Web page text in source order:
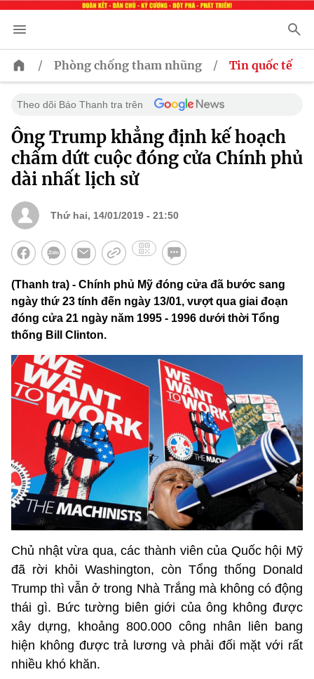
/ Phòng chống tham nhũng / Tin quốc tế
Theo dõi Báo Thanh tra trên
Ông Trump khẳng định kế hoạch
chấm dứt cuộc đóng cửa Chính phủ
dài nhất lịch sử
Thứ hai, 14/01/2019 - 21:50
(Thanh tra) - Chính phủ Mỹ đóng cửa đã bước sang
ngày thứ 23 tính đến ngày 13/01, vượt qua giai đoạn
đóng cửa 21 ngày năm 1995 - 1996 dưới thời Tổng
thống Bill Clinton.
Chủ nhật vừa qua, các thành viên của Quốc hội Mỹ
đã rời khỏi Washington, còn Tổng thống Donald
Trump thì vẫn ở trong Nhà Trắng mà không có động
thái gì. Bức tường biên giới của ông không được
xây dựng, khoảng 800.000 công nhân liên bang
hiện không được trả lương và phải đối mặt với rất
nhiều khó khăn.